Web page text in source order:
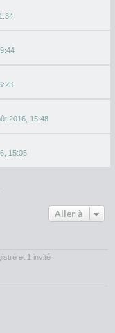
2016, 15:48
15:05
Aller à
et 1 invité